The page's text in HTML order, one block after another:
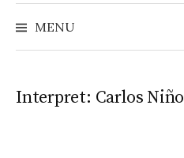
MENU
Interpret: Carlos Niño